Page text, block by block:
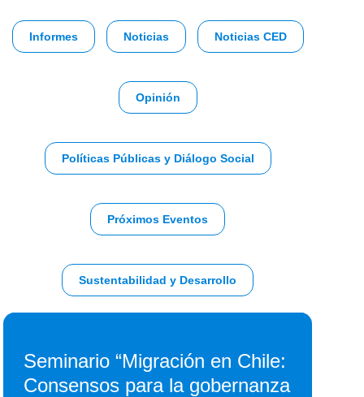
Informes Noticias Noticias CED
Opinión
Políticas Públicas y Diálogo Social
Próximos Eventos
Sustentabilidad y Desarrollo
Seminario “Migración en Chile:
Consensos para la gobernanza